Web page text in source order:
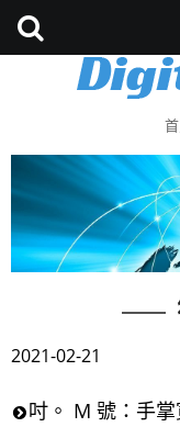
2021-02-21
吋。 M 號：手